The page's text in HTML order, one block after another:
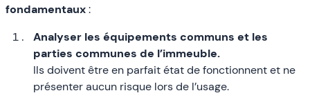
fondamentaux:
Analyser les équipements communs et les
parties communes de l’immeuble.
Ils doivent être en parfait état de fonctionnent et ne
présenter aucun risque lors de l’usage.